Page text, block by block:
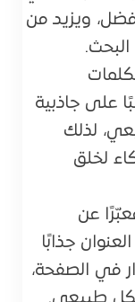
ويزيد من
على جاذبية
لذلك
لخلق
عن
جذابًا
في الصفحة،